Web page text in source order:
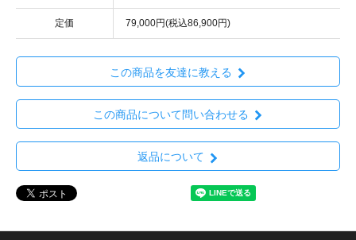
定価 79,000円(税込86,900円)
この商品を友達に教える
この商品について問い合わせる
返品について